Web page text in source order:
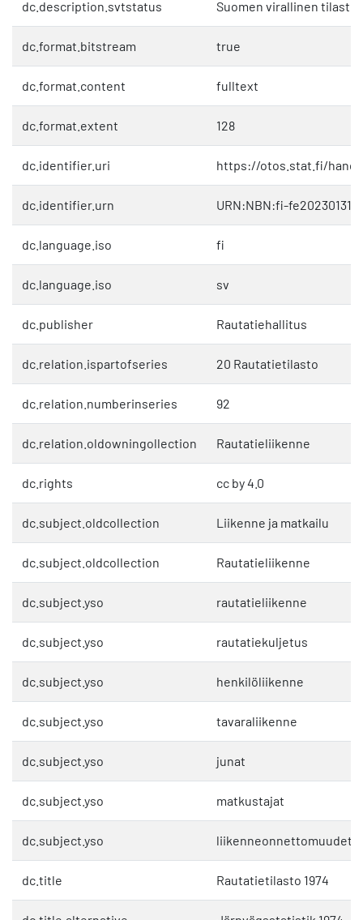
dc.description.svtstatus Suomen virallinen tilasto
dc.format.bitstream true
dc.format.content fulltext
dc.format.extent 128
dc.identifier.uri https://otos.stat.fi/
dc.identifier.urn URN:NBN:fi-
dc.language.iso fi
dc.language.iso sv
dc.publisher Rautatiehallitus
dc.relation.ispartofseries 20 Rautatietilasto
dc.relation.numberinseries 92
dc.relation.oldowningollection Rautatieliikenne
dc.rights cc by 4.0
dc.subject.oldcollection Liikenne ja matkailu
dc.subject.oldcollection Rautatieliikenne
dc.subject.yso rautatieliikenne
dc.subject.yso rautatiekuljetus
dc.subject.yso henkilöliikenne
dc.subject.yso tavaraliikenne
dc.subject.yso junat
dc.subject.yso matkustajat
dc.subject.yso liikenneonnettomuudet
dc.title Rautatietilasto 1974